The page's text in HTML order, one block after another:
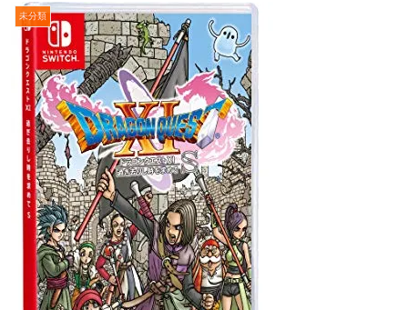
未分類